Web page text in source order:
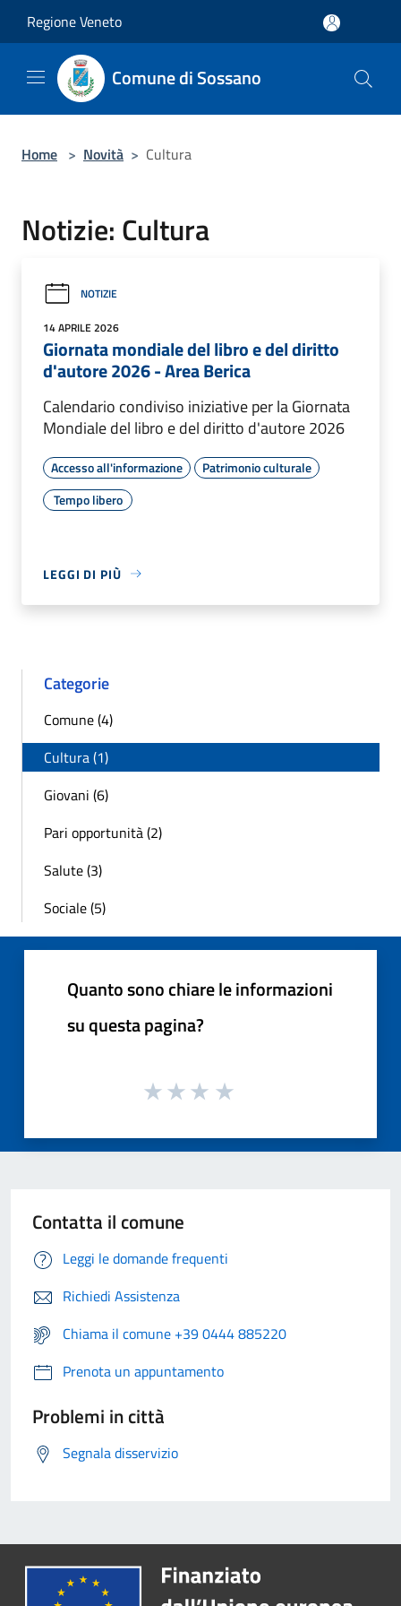
Regione Veneto
Comune di Sossano
Home > Novità > Cultura
Notizie: Cultura
NOTIZIE
14 APRILE 2026
Giornata mondiale del libro e del diritto
d'autore 2026 - Area Berica
Calendario condiviso iniziative per la Giornata
Mondiale del libro e del diritto d'autore 2026
Accesso all'informazione
Patrimonio culturale
Tempo libero
LEGGI DI PIÙ
Categorie
Comune (4)
Cultura (1)
Giovani (6)
Pari opportunità (2)
Salute (3)
Sociale (5)
Quanto sono chiare le informazioni
su questa pagina?
Contatta il comune
Leggi le domande frequenti
Richiedi Assistenza
Chiama il comune +39 0444 885220
Prenota un appuntamento
Problemi in città
Segnala disservizio